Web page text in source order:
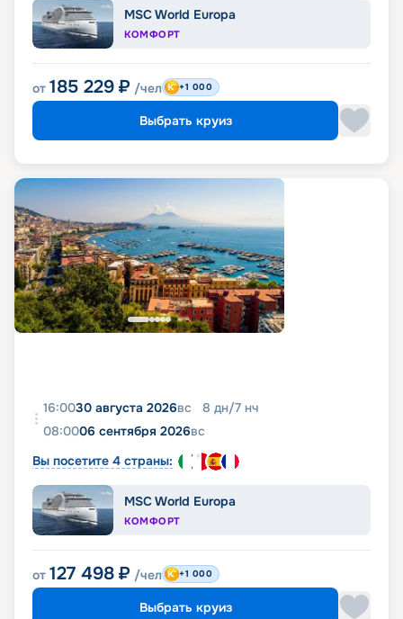
MSC World Europa
КОМФОРТ
от 185 229 ₽ /чел +1 000
Выбрать круиз
16:0030 августа 2026вс 8 дн/7 нч
08:0006 сентября 2026вс
Вы посетите 4 страны:
MSC World Europa
КОМФОРТ
от 127 498 ₽ /чел +1 000
Выбрать круиз